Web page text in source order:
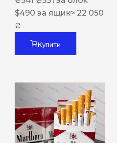
$490 за ящик≈ 22 050
₴
Купити